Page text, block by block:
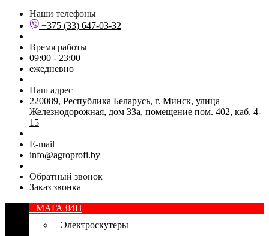
Наши телефоны
+375 (33) 647-03-32
Время работы
09:00 - 23:00
ежедневно
Наш адрес
220089, Республика Беларусь, г. Минск, улица
Железнодорожная, дом 33а, помещение пом. 402, каб. 4-
15
E-mail
info@agroprofi.by
Обратный звонок
Заказ звонка
МАГАЗИН
Электроскутеры